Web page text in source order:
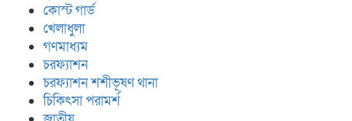
কোস্ট গার্ড
খেলাধুলা
গণমাধ্যম
চরফ্যাশন
চরফ্যাশন শশীভূষণ থানা
চিকিৎসা পরামর্শ